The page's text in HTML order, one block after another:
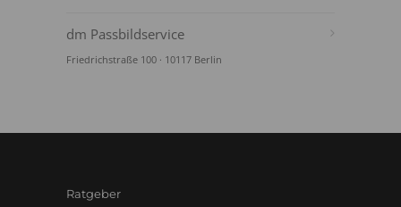
dm Passbildservice
Friedrichstraße 100 · 10117 Berlin
Ratgeber